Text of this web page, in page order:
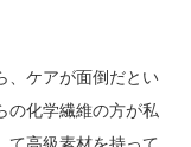
、ケアが面倒だとい
の化学繊維の方が私